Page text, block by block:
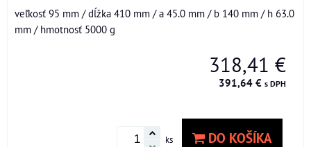
veľkosť 95 mm / dĺžka 410 mm / a 45.0 mm / b 140 mm / h 63.0
mm / hmotnosť 5000 g
318,41 €
391,64 € s DPH
ks DO KOŠÍKA